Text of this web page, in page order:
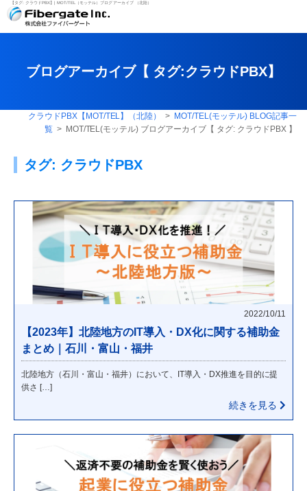
【タグ: クラウドPBX】| MOT/TEL（モッテル）ブログ アーカイブ （北陸）
ブログアーカイブ【 タグ:クラウドPBX】
クラウドPBX【MOT/TEL】（北陸） > MOT/TEL(モッテル) BLOG記事一
覧> MOT/TEL(モッテル) ブログアーカイブ【 タグ: クラウドPBX 】
タグ: クラウドPBX
2022/10/11
【2023年】北陸地方のIT導入・DX化に関する補助金
まとめ｜石川・富山・福井
北陸地方（石川・富山・福井）において、IT導入・DX推進を目的に提
供さ […]
続きを見る